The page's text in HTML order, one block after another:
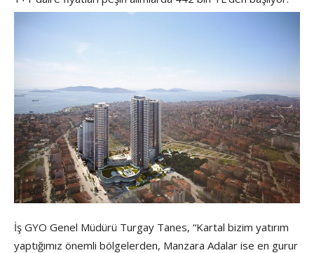
İş GYO Genel Müdürü Turgay Tanes, “Kartal bizim yatırım
yaptığımız önemli bölgelerden, Manzara Adalar ise en gurur